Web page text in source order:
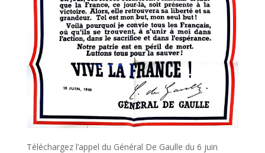
Téléchargez l’appel du Général De Gaulle du 6 juin